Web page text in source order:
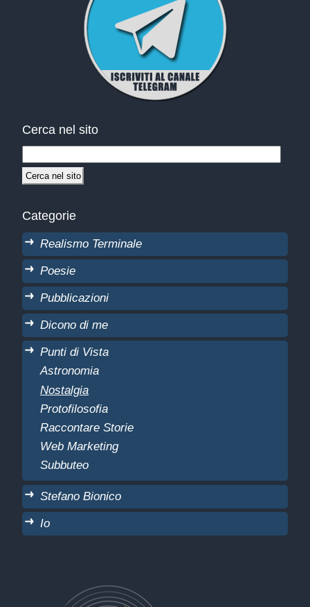
Cerca nel sito
Categorie
Realismo Terminale
Poesie
Pubblicazioni
Dicono di me
Punti di Vista
Astronomia
Nostalgia
Protofilosofia
Raccontare Storie
Web Marketing
Subbuteo
Stefano Bionico
Io